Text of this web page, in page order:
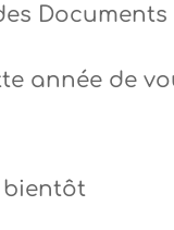
Documents
année de
bientôt